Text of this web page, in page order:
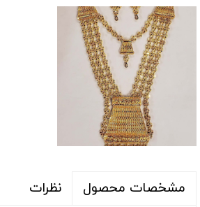
مشخصات محصول نظرات